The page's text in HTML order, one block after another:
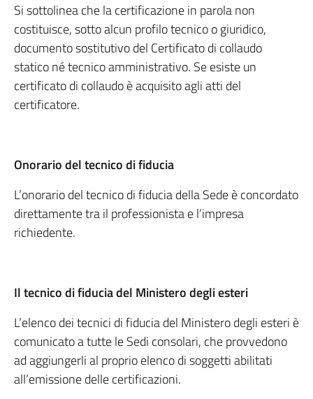
Si sottolinea che la certificazione in parola non
costituisce, sotto alcun profilo tecnico o giuridico,
documento sostitutivo del Certificato di collaudo
statico né tecnico amministrativo. Se esiste un
certificato di collaudo è acquisito agli atti del
certificatore.
Onorario del tecnico di fiducia
L’onorario del tecnico di fiducia della Sede è concordato
direttamente tra il professionista e l’impresa
richiedente.
Il tecnico di fiducia del Ministero degli esteri
L’elenco dei tecnici di fiducia del Ministero degli esteri è
comunicato a tutte le Sedi consolari, che provvedono
ad aggiungerli al proprio elenco di soggetti abilitati
all’emissione delle certificazioni.